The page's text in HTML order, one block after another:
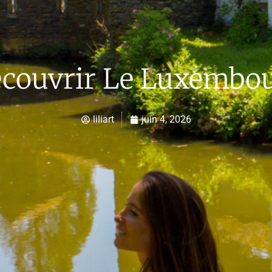
Le
liliart juin 4, 2026